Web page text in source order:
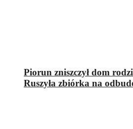
Piorun zniszczył dom
Ruszyła zbiórka na